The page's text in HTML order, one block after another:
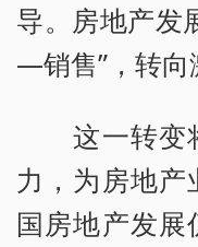
导。房地产发
—销售”，转向
这一转变
力，为房地
国房地产发展